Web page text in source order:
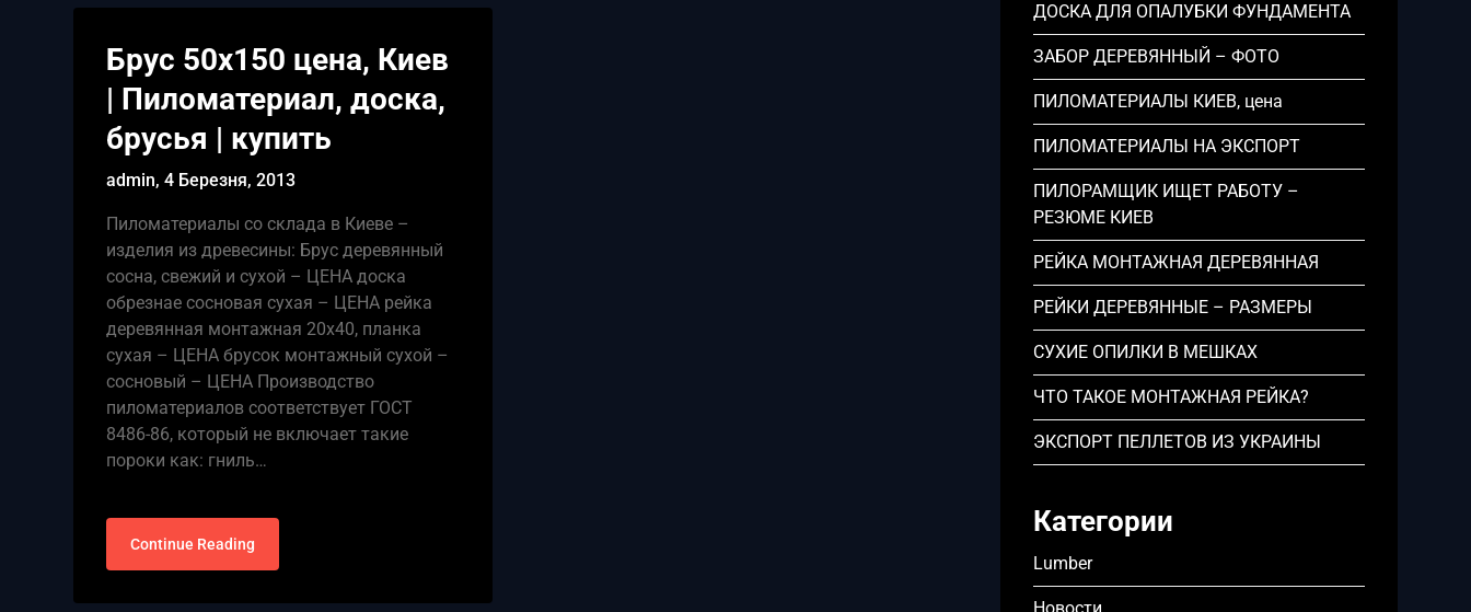
Брус 50х150 цена, Киев
| Пиломатериал, доска,
брусья | купить
admin,4 Березня, 2013
Пиломатериалы со склада в Киеве –
изделия из древесины: Брус деревянный
сосна, свежий и сухой – ЦЕНА доска
обрезнае сосновая сухая – ЦЕНА рейка
деревянная монтажная 20х40, планка
сухая – ЦЕНА брусок монтажный сухой –
сосновый – ЦЕНА Производство
пиломатериалов соответствует ГОСТ
8486-86, который не включает такие
пороки как: гниль…
Continue Reading
ДОСКА ДЛЯ ОПАЛУБКИ ФУНДАМЕНТА
ЗАБОР ДЕРЕВЯННЫЙ – ФОТО
ПИЛОМАТЕРИАЛЫ КИЕВ, цена
ПИЛОМАТЕРИАЛЫ НА ЭКСПОРТ
ПИЛОРАМЩИК ИЩЕТ РАБОТУ –
РЕЗЮМЕ КИЕВ
РЕЙКА МОНТАЖНАЯ ДЕРЕВЯННАЯ
РЕЙКИ ДЕРЕВЯННЫЕ – РАЗМЕРЫ
СУХИЕ ОПИЛКИ В МЕШКАХ
ЧТО ТАКОЕ МОНТАЖНАЯ РЕЙКА?
ЭКСПОРТ ПЕЛЛЕТОВ ИЗ УКРАИНЫ
Категории
Lumber